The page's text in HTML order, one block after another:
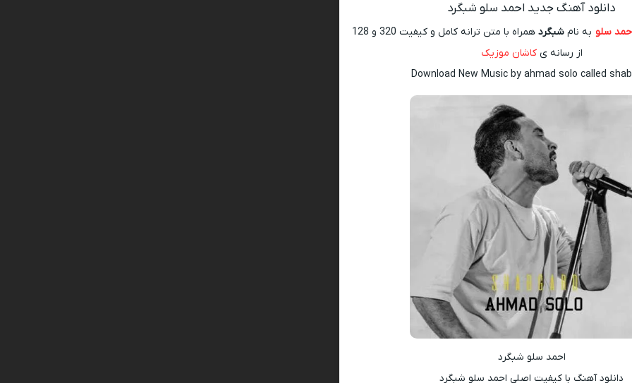
دانلود آهنگ جدید احمد سلو شبگرد
سلو به نام شبگرد
همراه با متن ترانه کامل و کیفیت 320 و 128
از رسانه یکاشان موزیک
Download New Music by ahmad solo called
احمد سلو شبگرد
دانلود آهنگ با کیفیت اصلی احمد سلو شبگرد